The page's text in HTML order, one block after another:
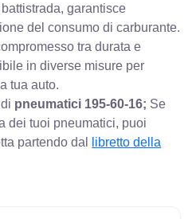
garantisce
del consumo di carburante.
tra durata e
in diverse misure per
tua auto.
pneumatici 195-60-16; Se
dei tuoi pneumatici, puoi
partendo dal
libretto della